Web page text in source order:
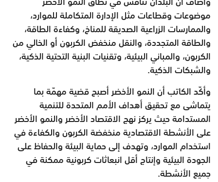
موضوعات وقطاعات مثل الإدارة المتكاملة للموارد،
والممارسات الزراعية الصديقة للمناخ، وكفاءة الطاقة،
والطاقة المتجددة، والنقل منخفض الكربون أو الخالي من
الكربون، والمباني البيئية، وتقنيات البنية التحتية الذكية،
والشبكات الذكية.
وأكّد الكاتب أن النمو الأخضر أصبح قضية مهمّة بما
يتماشى مع تحقيق أهداف الأمم المتحدة للتنمية
المستدامة حيث يركز نهج الاقتصاد الأخضر والنمو الأخضر
على الأنشطة الاقتصادية منخفضة الكربون والكفاءة في
استخدام الموارد، وتهدف إلى حماية البيئة والحفاظ على
الجودة البيئية وإنتاج أقل انبعاثات كربونية ممكنة في
جميع الأنشطة.